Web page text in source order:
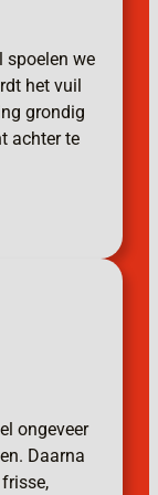
spoelen we
het vuil
grondig
achter te
ongeveer
Daarna